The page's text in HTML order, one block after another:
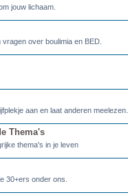
jouw lichaam.
over boulimia en BED.
aan en laat anderen meelezen.
Thema's
thema's in je leven
30+ers onder ons.